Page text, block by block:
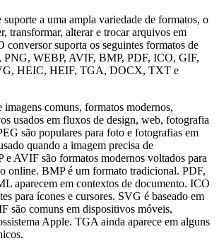
a uma ampla variedade de formatos, o
transformar, alterar e trocar arquivos em
conversor suporta os seguintes formatos de
PNG, WEBP, AVIF, BMP, PDF, ICO, GIF,
HEIC, HEIF, TGA, DOCX, TXT e
imagens comuns, formatos modernos,
usados em fluxos de design, web, fotografia
são populares para foto e fotografias em
quando a imagem precisa de
e AVIF são formatos modernos voltados para
online. BMP é um formato tradicional. PDF,
aparecem em contextos de documento. ICO
para ícones e cursores. SVG é baseado em
são comuns em dispositivos móveis,
Apple. TGA ainda aparece em alguns